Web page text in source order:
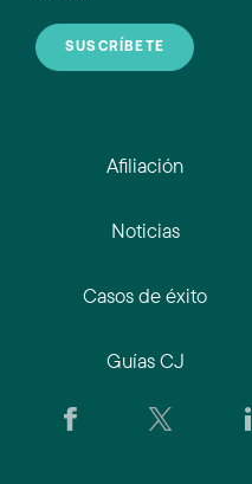
SUSCRÍBETE
Afiliación
Noticias
Casos de éxito
Guías CJ